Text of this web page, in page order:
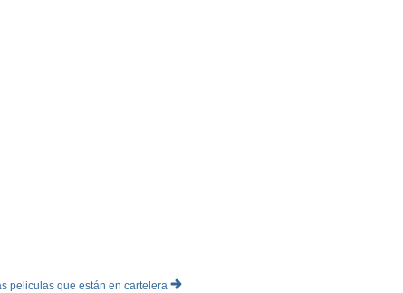
peliculas que están en cartelera